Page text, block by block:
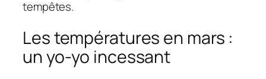
tempêtes.
Les températures en mars :
un yo-yo incessant